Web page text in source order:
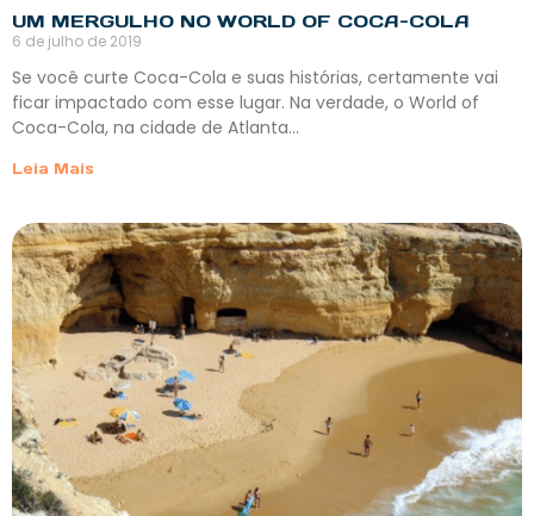
UM MERGULHO NO WORLD OF COCA-COLA
6 de julho de 2019
Se você curte Coca-Cola e suas histórias, certamente vai
ficar impactado com esse lugar. Na verdade, o World of
Coca-Cola, na cidade de Atlanta…
Leia Mais